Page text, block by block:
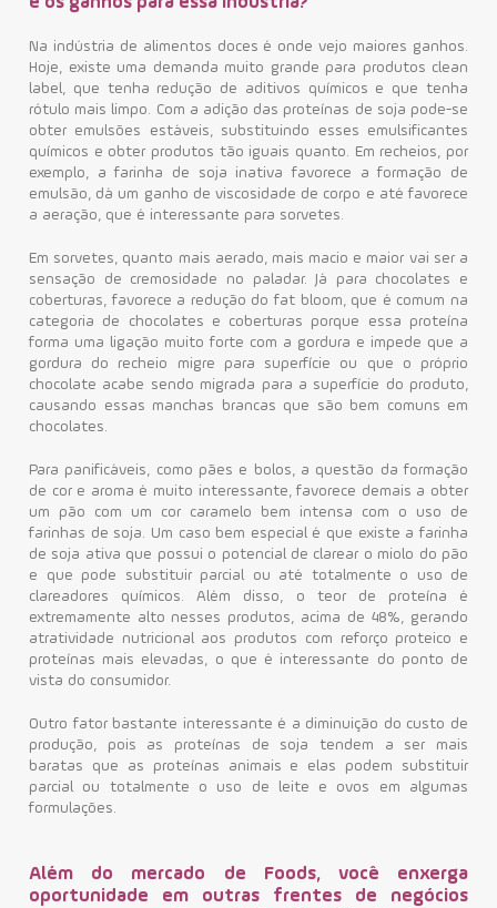
Na indústria de alimentos doces é onde vejo maiores ganhos.
Hoje, existe uma demanda muito grande para produtos clean
label, que tenha redução de aditivos químicos e que tenha
rótulo mais limpo. Com a adição das proteínas de soja pode-se
obter emulsões estáveis, substituindo esses emulsificantes
químicos e obter produtos tão iguais quanto. Em recheios, por
exemplo, a farinha de soja inativa favorece a formação de
emulsão, dá um ganho de viscosidade de corpo e até favorece
a aeração, que é interessante para sorvetes.
Em sorvetes, quanto mais aerado, mais macio e maior vai ser a
sensação de cremosidade no paladar. Já para chocolates e
coberturas, favorece a redução do fat bloom, que é comum na
categoria de chocolates e coberturas porque essa proteína
forma uma ligação muito forte com a gordura e impede que a
gordura do recheio migre para superfície ou que o próprio
chocolate acabe sendo migrada para a superfície do produto,
causando essas manchas brancas que são bem comuns em
chocolates.
Para panificáveis, como pães e bolos, a questão da formação
de cor e aroma é muito interessante, favorece demais a obter
um pão com um cor caramelo bem intensa com o uso de
farinhas de soja. Um caso bem especial é que existe a farinha
de soja ativa que possui o potencial de clarear o miolo do pão
e que pode substituir parcial ou até totalmente o uso de
clareadores químicos. Além disso, o teor de proteína é
extremamente alto nesses produtos, acima de 48%, gerando
atratividade nutricional aos produtos com reforço proteico e
proteínas mais elevadas, o que é interessante do ponto de
vista do consumidor.
Outro fator bastante interessante é a diminuição do custo de
produção, pois as proteínas de soja tendem a ser mais
baratas que as proteínas animais e elas podem substituir
parcial ou totalmente o uso de leite e ovos em algumas
formulações.
Além do mercado de Foods, você enxerga
oportunidade em outras frentes de negócios